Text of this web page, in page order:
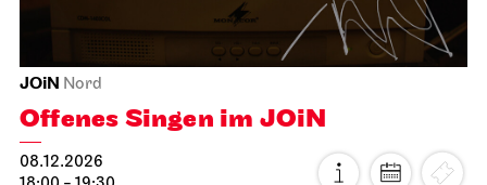
Schauspiel Stuttgart
Tanzende Idioten
19.11.2026